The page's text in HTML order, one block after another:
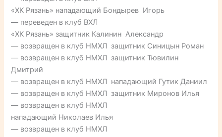
«ХК Рязань» нападающий Бондырев Игорь
— переведен в клуб ВХЛ
«ХК Рязань» защитник Калинин Александр
— возвращен в клуб НМХЛ защитник Синицын Роман
— возвращен в клуб НМХЛ защитник Тювилин
Дмитрий
— возвращен в клуб НМХЛ нападающий Гутик Даниил
— возвращен в клуб НМХЛ защитник Миронов Илья
— возвращен в клуб НМХЛ
нападающий Николаев Илья
— возвращен в клуб НМХЛ